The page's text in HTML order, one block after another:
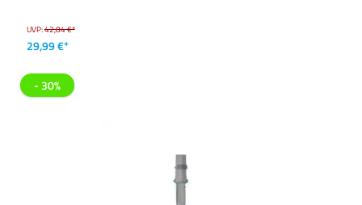
UVP:42,84 €*
29,99 €*
- 30%